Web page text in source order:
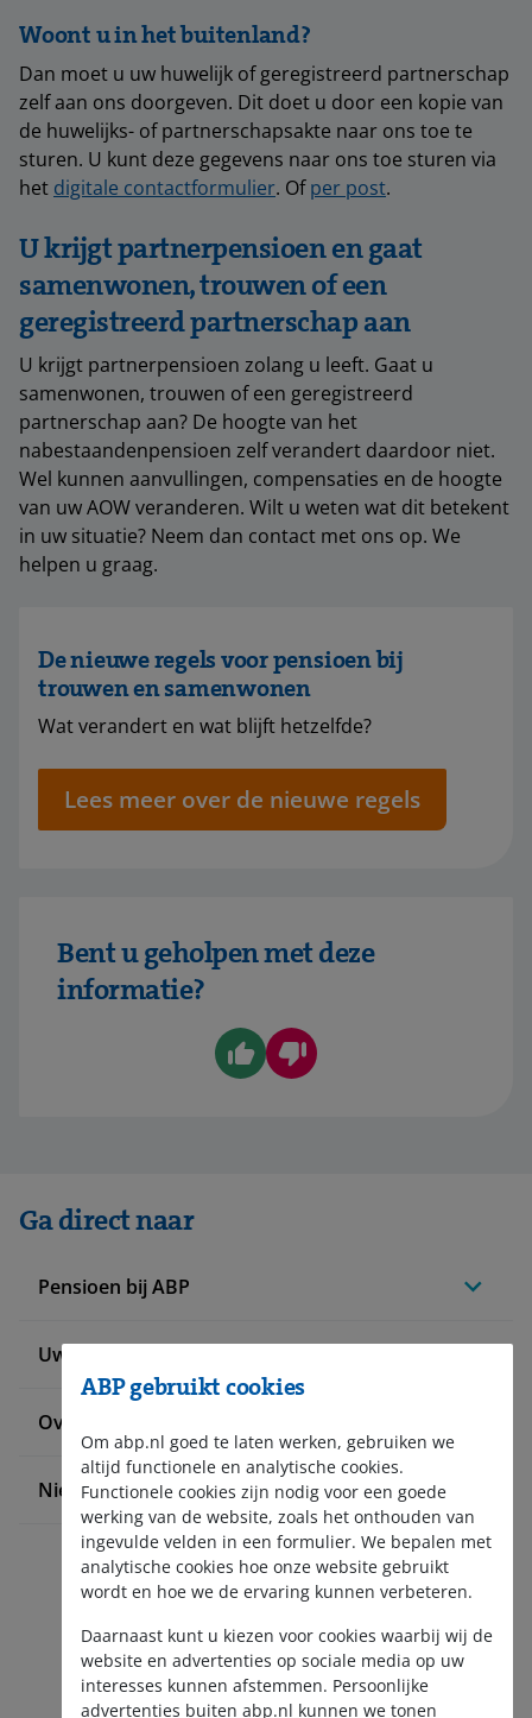
Woont u in het buitenland?
Dan moet u uw huwelijk of geregistreerd partnerschap
zelf aan ons doorgeven. Dit doet u door een kopie van
de huwelijks- of partnerschapsakte naar ons toe te
sturen. U kunt deze gegevens naar ons toe sturen via
het digitale contactformulier. Ofper post.
U krijgt partnerpensioen en gaat
samenwonen, trouwen of een
geregistreerd partnerschap aan
U krijgt partnerpensioen zolang u leeft. Gaat u
samenwonen, trouwen of een geregistreerd
partnerschap aan? De hoogte van het
nabestaandenpensioen zelf verandert daardoor niet.
Wel kunnen aanvullingen, compensaties en de hoogte
van uw AOW veranderen. Wilt u weten wat dit betekent
in uw situatie? Neem dan contact met ons op. We
helpen u graag.
De nieuwe regels voor pensioen bij
trouwen en samenwonen
Wat verandert en wat blijft hetzelfde?
Lees meer over de nieuwe regels
Bent u geholpen met deze
informatie?
Ga direct naar
Pensioen bij ABP
Uw situatie verandert
Over ABP
Nieuws en pers
ABP gebruikt cookies
Om abp.nl goed te laten werken, gebruiken we
altijd functionele en analytische cookies.
Functionele cookies zijn nodig voor een goede
werking van de website, zoals het onthouden van
ingevulde velden in een formulier. We bepalen met
analytische cookies hoe onze website gebruikt
wordt en hoe we de ervaring kunnen verbeteren.
Daarnaast kunt u kiezen voor cookies waarbij wij de
website en advertenties op sociale media op uw
interesses kunnen afstemmen. Persoonlijke
advertenties buiten abp.nl kunnen we tonen